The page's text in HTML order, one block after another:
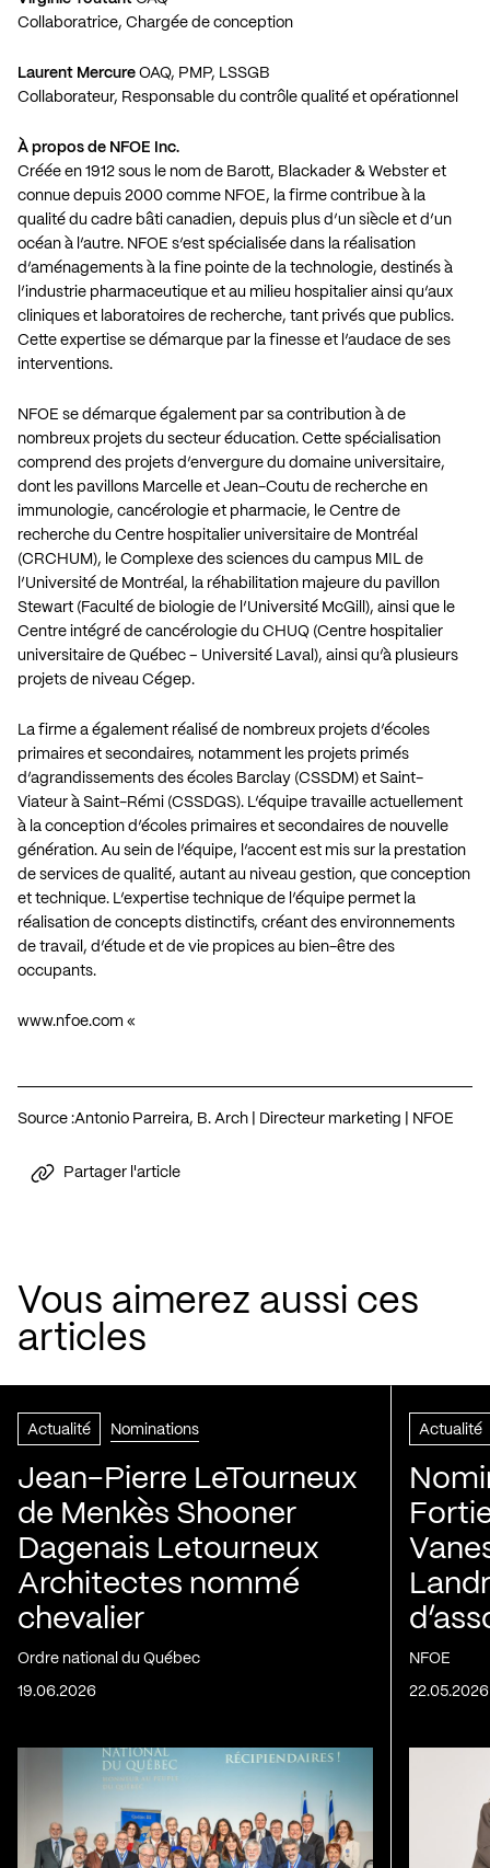
Collaboratrice, Chargée de conception
Laurent Mercure OAQ, PMP, LSSGB
Collaborateur, Responsable du contrôle qualité et opérationnel
À propos de NFOE Inc.
Créée en 1912 sous le nom de Barott, Blackader & Webster et
connue depuis 2000 comme NFOE, la firme contribue à la
qualité du cadre bâti canadien, depuis plus d’un siècle et d’un
océan à l’autre. NFOE s’est spécialisée dans la réalisation
d’aménagements à la fine pointe de la technologie, destinés à
l’industrie pharmaceutique et au milieu hospitalier ainsi qu’aux
cliniques et laboratoires de recherche, tant privés que publics.
Cette expertise se démarque par la finesse et l’audace de ses
interventions.
NFOE se démarque également par sa contribution à de
nombreux projets du secteur éducation. Cette spécialisation
comprend des projets d’envergure du domaine universitaire,
dont les pavillons Marcelle et Jean-Coutu de recherche en
immunologie, cancérologie et pharmacie, le Centre de
recherche du Centre hospitalier universitaire de Montréal
(CRCHUM), le Complexe des sciences du campus MIL de
l’Université de Montréal, la réhabilitation majeure du pavillon
Stewart (Faculté de biologie de l’Université McGill), ainsi que le
Centre intégré de cancérologie du CHUQ (Centre hospitalier
universitaire de Québec – Université Laval), ainsi qu’à plusieurs
projets de niveau Cégep.
La firme a également réalisé de nombreux projets d’écoles
primaires et secondaires, notamment les projets primés
d’agrandissements des écoles Barclay (CSSDM) et Saint-
Viateur à Saint-Rémi (CSSDGS). L’équipe travaille actuellement
à la conception d’écoles primaires et secondaires de nouvelle
génération. Au sein de l’équipe, l’accent est mis sur la prestation
de services de qualité, autant au niveau gestion, que conception
et technique. L’expertise technique de l’équipe permet la
réalisation de concepts distinctifs, créant des environnements
de travail, d’étude et de vie propices au bien-être des
occupants.
www.nfoe.com «
Source :Antonio Parreira, B. Arch | Directeur marketing | NFOE
Partager l'article
Vous aimerez aussi ces
articles
Actualité Nominations
Jean-Pierre LeTourneux
de Menkès Shooner
Dagenais Letourneux
Architectes nommé
chevalier
Ordre national du Québec
19.06.2026
Actualité
NFOE
22.05.2026